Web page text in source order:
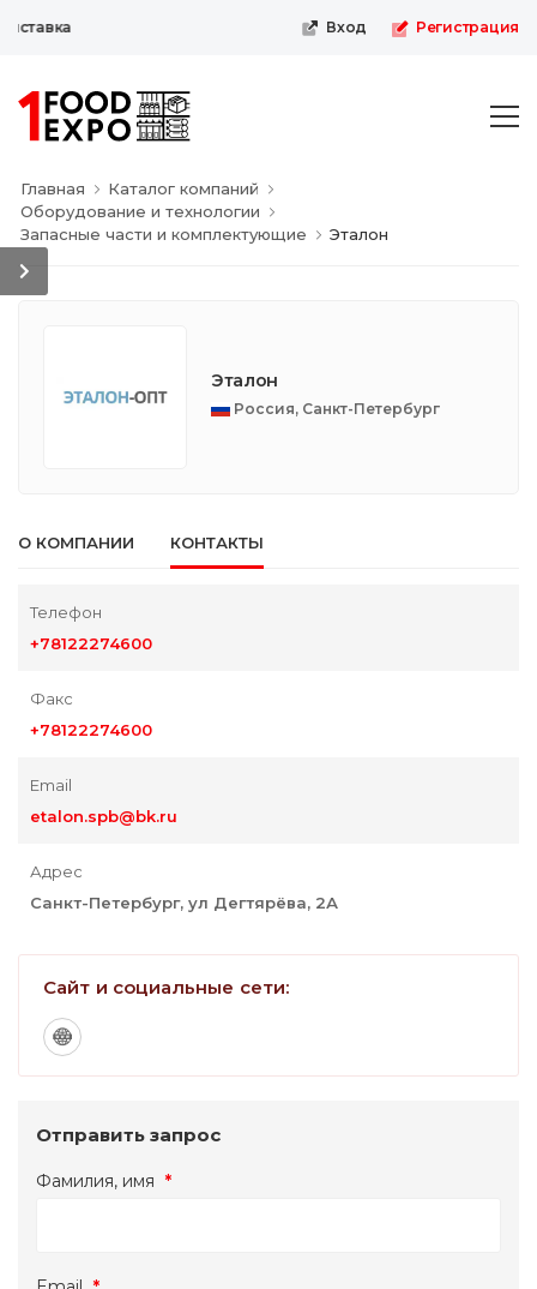
Вход Регистрация
Главная
Каталог компаний
Оборудование и технологии
Запасные части и комплектующие
Эталон
Эталон
Россия, Санкт-Петербург
О КОМПАНИИ КОНТАКТЫ
Телефон
+78122274600
Факс
+78122274600
Email
etalon.spb@bk.ru
Адрес
Санкт-Петербург, ул Дегтярёва, 2А
Сайт и социальные сети:
Отправить запрос
Фамилия, имя *